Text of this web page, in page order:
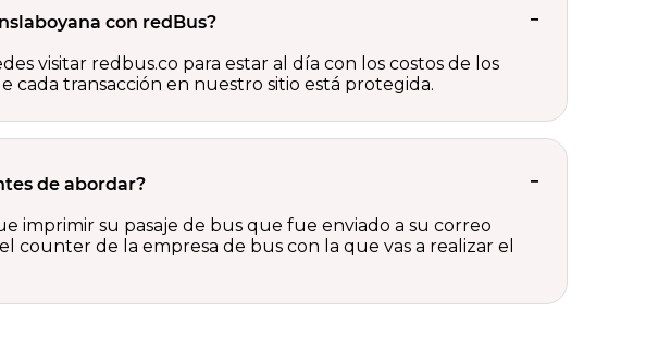
con redBus?
visitar redbus.co para estar al día con los costos de los
cada transacción en nuestro sitio está protegida.
de abordar?
imprimir su pasaje de bus que fue enviado a su correo
de la empresa de bus con la que vas a realizar el